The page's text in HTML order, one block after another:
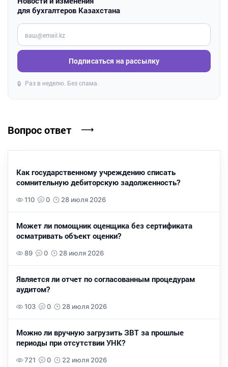
для бухгалтеров Казахстана
Введите ваш e-mail
Подписаться на рассылку
🔒 Раз в неделю. Без спама.
Вопрос ответ
Как государственному учреждению списать
сомнительную дебиторскую задолженность?
110 0 28 июля 2026
Может ли помощник оценщика без сертификата
осматривать объект оценки?
89 0 28 июля 2026
Является ли отчет по согласованным процедурам
аудитом?
103 0 28 июля 2026
Можно ли вручную загрузить ЗВТ за прошлые
периоды при отсутствии УНК?
721 0 22 июля 2026